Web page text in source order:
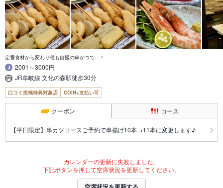
定番食材から変わり種も自慢の串かつで…！
2001～3000円
JR牟岐線 文化の森駅徒歩30分
口コミ投稿特典対象店 COIN+支払い可
クーポン コース
【平日限定】串カツコースご予約で串揚げ10本→11本に変更します♪
カレンダーの更新に失敗しました。
下記ボタンを押して空席状況を更新してください。